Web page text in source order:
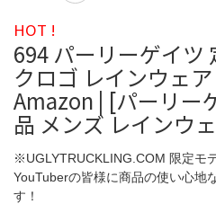
HOT !
694 パーリーゲイツ
クロゴ レインウェ
Amazon | [パーリー
品 メンズ レインウ
※UGLYTRUCKLING.COM 限定モ
YouTuberの皆様に商品の使い心地
す！